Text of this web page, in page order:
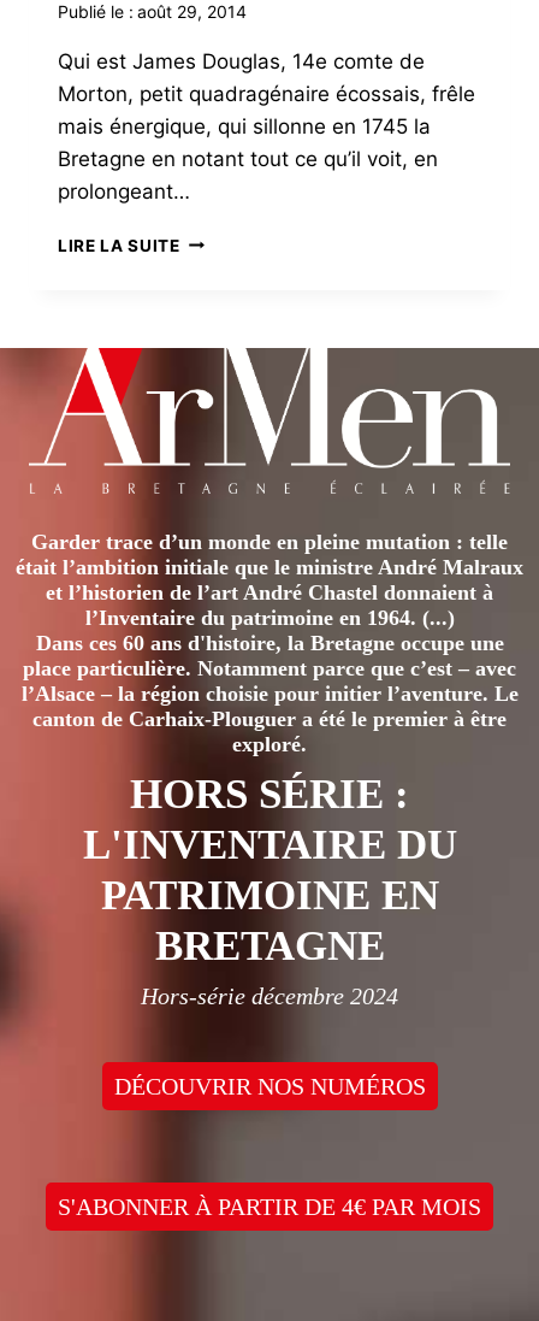
Publié le : août 29, 2014
Qui est James Douglas, 14e comte de
Morton, petit quadragénaire écossais, frêle
mais énergique, qui sillonne en 1745 la
Bretagne en notant tout ce qu’il voit, en
prolongeant…
LIRE LA SUITEL’ÉTONNANT
Garder trace d’un monde en pleine mutation : telle
était l’ambition initiale que le ministre André Malraux
et l’historien de l’art André Chastel donnaient à
l’Inventaire du patrimoine en 1964. (...)
Dans ces 60 ans d'histoire, la Bretagne occupe une
place particulière. Notamment parce que c’est – avec
l’Alsace – la région choisie pour initier l’aventure. Le
canton de Carhaix-Plouguer a été le premier à être
exploré.
HORS SÉRIE :
L'INVENTAIRE DU
PATRIMOINE EN
BRETAGNE
Hors-série décembre 2024
DÉCOUVRIR NOS NUMÉROS
S'ABONNER À PARTIR DE 4€ PAR MOIS